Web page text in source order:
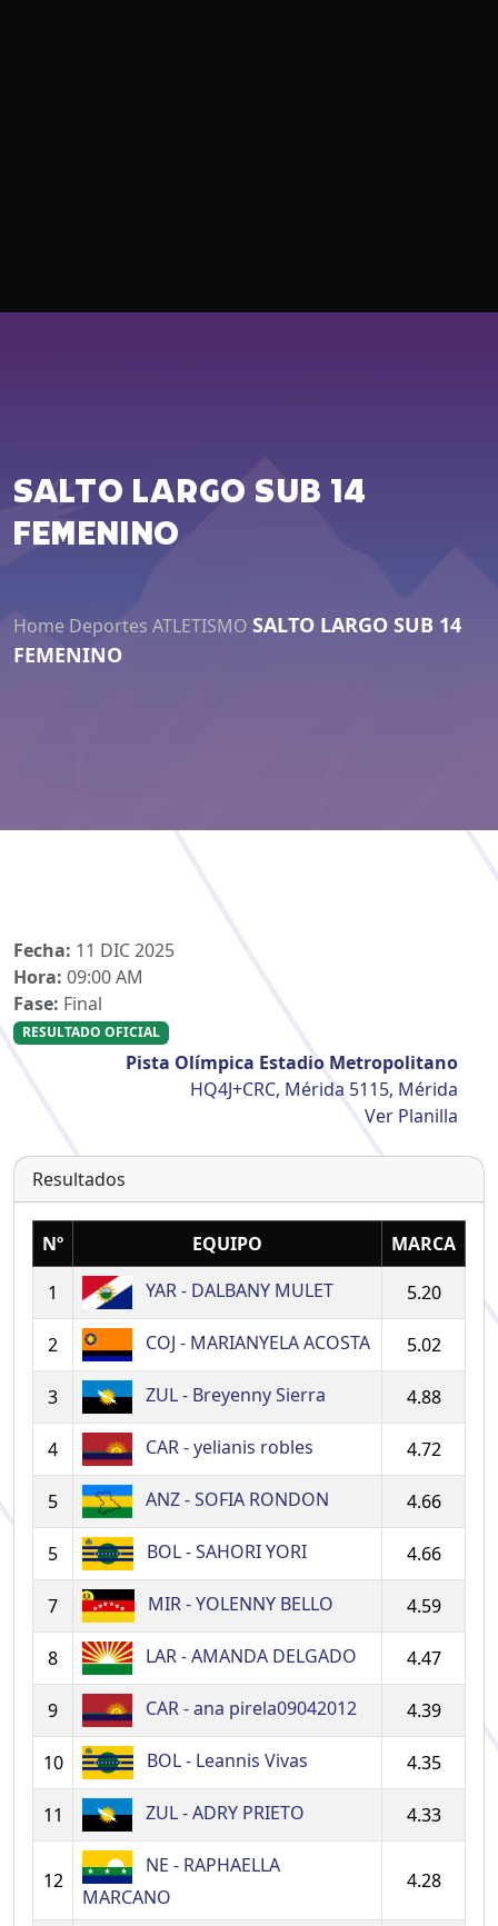
SALTO LARGO SUB 14
FEMENINO
Home Deportes ATLETISMO SALTO LARGO SUB 14
FEMENINO
Fecha: 11 DIC 2025
Hora: 09:00 AM
Fase: Final
RESULTADO OFICIAL
Pista Olímpica Estadio Metropolitano
HQ4J+CRC, Mérida 5115, Mérida
Ver Planilla
Resultados
Nº EQUIPO
MARCA
1
YAR - DALBANY MULET 5.20
2 COJ - MARIANYELA ACOSTA 5.02
3 ZUL - Breyenny Sierra 4.88
4 CAR - yelianis robles 4.72
5 ANZ - SOFIA RONDON 4.66
5 BOL - SAHORI YORI 4.66
7 MIR - YOLENNY BELLO 4.59
8 LAR - AMANDA DELGADO 4.47
9 CAR - ana pirela09042012 4.39
10 BOL - Leannis Vivas 4.35
11 ZUL - ADRY PRIETO 4.33
12
NE - RAPHAELLA
MARCANO
4.28